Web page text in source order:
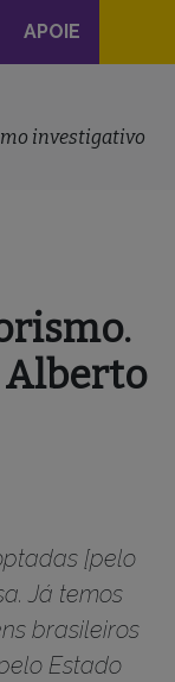
APOIE
investigativo
Alberto
[pelo
Já temos
brasileiros
Estado